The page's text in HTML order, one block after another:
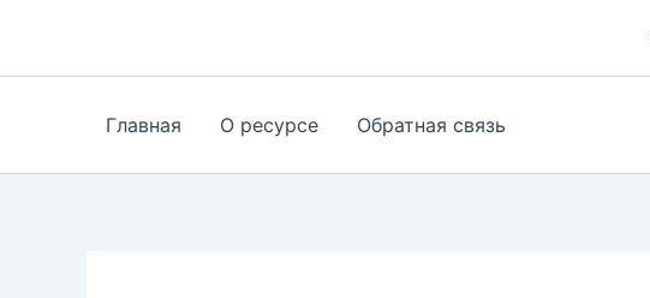
содержимому
Главная О ресурсе Обратная связь